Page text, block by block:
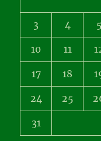
3 4 5
10 11
17 18
24 25
31